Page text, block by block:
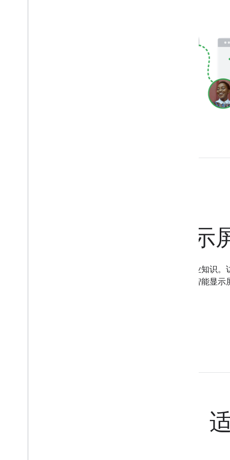
构建适用于智能显示
利用专门面向游戏开发者的资源，提升游戏设计专业知识
码、游戏开发者访谈、各种工具，以及打造适用于智能显示